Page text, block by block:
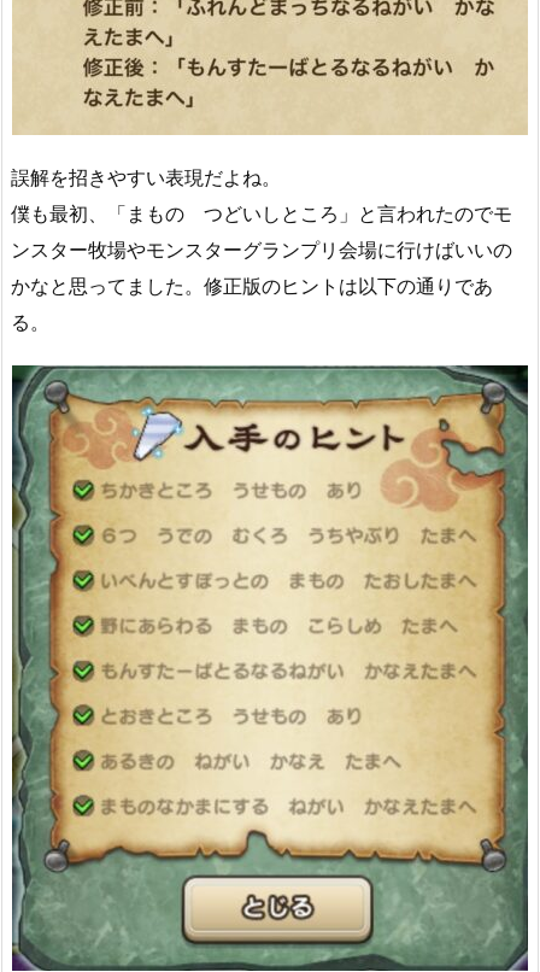
誤解を招きやすい表現だよね。
僕も最初、「まもの つどいしところ」と言われたのでモ
ンスター牧場やモンスターグランプリ会場に行けばいいの
かなと思ってました。修正版のヒントは以下の通りであ
る。